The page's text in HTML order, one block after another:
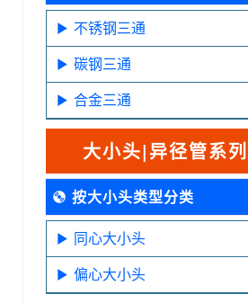
不锈钢三通
碳钢三通
合金三通
大小头|异径管系列
按大小头类型分类
同心大小头
偏心大小头